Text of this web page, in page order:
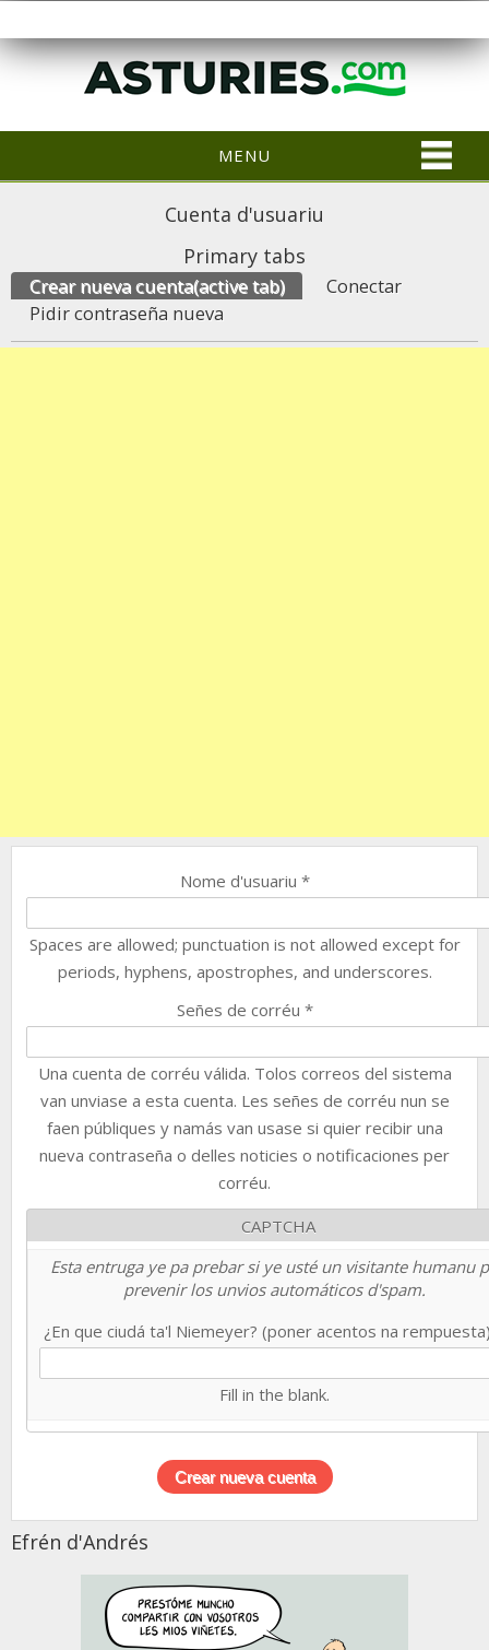
MENU
Cuenta d'usuariu
Primary tabs
Crear nueva cuenta(active tab)
Conectar
Pidir contraseña nueva
Nome d'usuariu *
Spaces are allowed; punctuation is not allowed except for
periods, hyphens, apostrophes, and underscores.
Señes de corréu *
Una cuenta de corréu válida. Tolos correos del sistema
van unviase a esta cuenta. Les señes de corréu nun se
faen públiques y namás van usase si quier recibir una
nueva contraseña o delles noticies o notificaciones per
corréu.
CAPTCHA
Esta entruga ye pa prebar si ye usté un visitante humanu
prevenir los unvios automáticos d'spam.
¿En que ciudá ta'l Niemeyer? (poner acentos na
Fill in the blank.
Efrén d'Andrés